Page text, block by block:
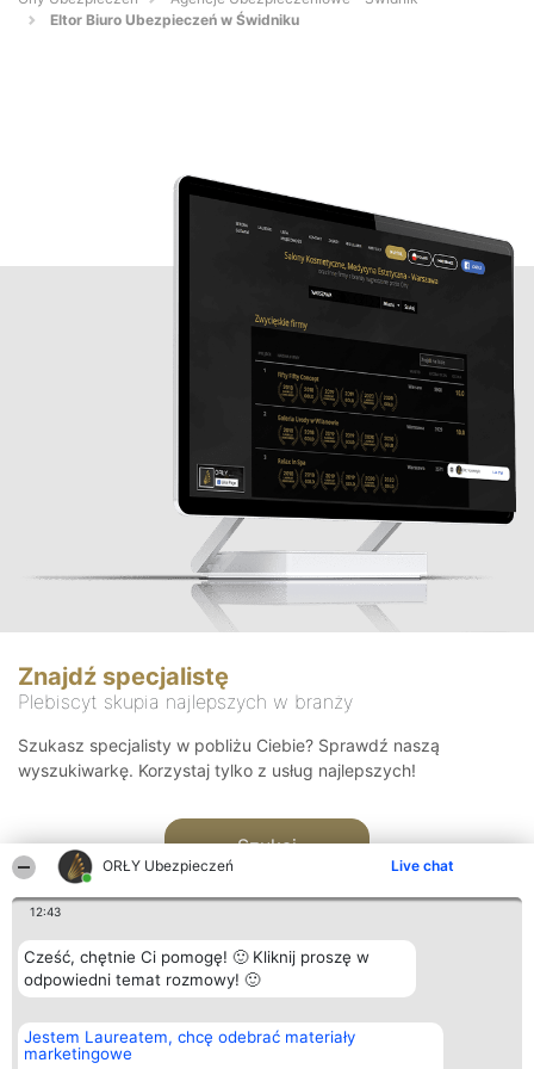
ORŁY Ubezpieczeń Live chat
12:43
Cześć, chętnie Ci pomogę! 🙂 Kliknij proszę w
odpowiedni temat rozmowy! 🙂
Jestem Laureatem, chcę odebrać materiały
marketingowe
Eltor Biuro Ubezpieczeń w Świdniku
Znajdź specjalistę
Plebiscyt skupia najlepszych w branży
Szukasz specjalisty w pobliżu Ciebie? Sprawdź naszą
wyszukiwarkę. Korzystaj tylko z usług najlepszych!
Szukaj
Organizator plebiscytu
Bright Side Solutions sp. z o.
o. sp. k.
Plebiscyt
Laureaci
Kontakt
Kontakt